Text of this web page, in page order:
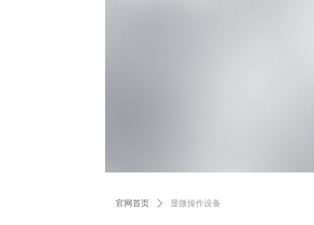
官网首页 ꄲ 显微操作设备